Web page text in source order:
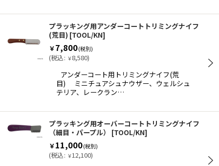
プラッキング用アンダーコートトリミングナイフ
(荒目) [TOOL/KN]
￥7,800(税別)
(税込: ￥8,580)
アンダーコート用トリミングナイフ(荒
目) ミニチュアシュナウザー、ウェルシュ
テリア、レークラン…
プラッキング用オーバーコートトリミングナイフ
（細目・パープル）
[TOOL/KN]
￥11,000(税別)
(税込: ￥12,100)